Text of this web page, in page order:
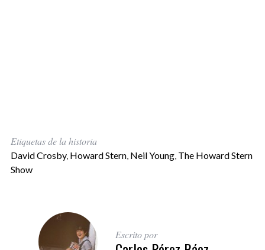
Etiquetas de la historia
David Crosby, Howard Stern, Neil Young, The Howard Stern
Show
Escrito por